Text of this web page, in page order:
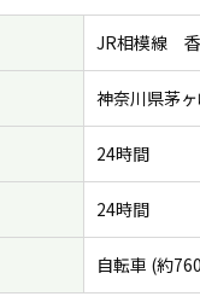
JR相模線
神奈川県茅
24時間
24時間
自転車 (約